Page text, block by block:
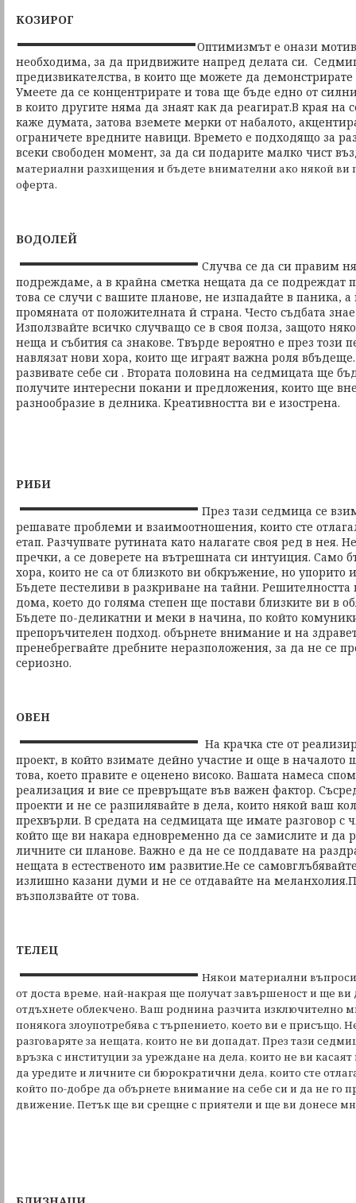
КОЗИРОГ
Оптимизмът е онази
необходима, за да придвижите напред делата си.
предизвикателства, в които ще можете да
Умеете да се концентрирате и това ще бъде едно от
в които другите няма да знаят как да реагират.В края
каже думата, затова вземете мерки от набалото,
ограничете вредните навици. Времето е подходящо за
всеки свободен момент, за да си подарите малко чист
материални разхищения и бъдете внимателни ако някой ви
оферта.
ВОДОЛЕЙ
Случва се да си правим
подреждаме, а в крайна сметка нещата да се подреждат
това се случи с вашите планове, не изпадайте в паника, а
промяната от положителната й страна. Често съдбата
Използвайте всичко случващо се в своя полза, защото
неща и събития са знакове. Твърде вероятно е през този
навлязат нови хора, които ще играят важна роля
развивате себе си . Втората половина на седмицата ще
получите интересни покани и предложения, които ще
разнообразие в делника. Креативността ви е изострена.
РИБИ
През тази седмица се
решавате проблеми и взаимоотношения, които сте
етап. Разчупвате рутината като налагате своя ред в нея.
пречки, а се доверете на вътрешната си интуиция. Само
хора, които не са от близкото ви обкръжение, но упорито
Бъдете пестеливи в разкриване на тайни.
дома, което до голяма степен ще постави близките ви в
Бъдете по-деликатни и меки в начина, по който
препоръчителен подход. обърнете внимание и на
пренебрегвайте дребните неразположения, за да не се
сериозно.
ОВЕН
На крачка сте от
проект, в който взимате дейно участие и още в началото
това, което правите е оценено високо. Вашата намеса
реализация и вие се превръщате във важен фактор.
проекти и не се разпилявайте в дела, които някой ваш
прехвърли. В средата на седмицата ще имате разговор с
който ще ви накара едновременно да се замислите и да
личните си планове. Важно е да не се поддавате на
нещата в естественото им развитие.Не се
излишно казани думи и не се отдавайте на
възползвайте от това.
ТЕЛЕЦ
Някои материални
от доста време, най-накрая ще получат завършеност и ще ви
отдъхнете облекчено. Ваш роднина разчита изключително
понякога злоупотребява с търпението, което ви е присъщо.
разговаряте за нещата, които не ви допадат. През тази
връзка с институции за уреждане на дела, които не ви
да уредите и личните си бюрократични дела, които сте
който по-добре да обърнете внимание на себе си и да не го
движение. Петък ще ви срещне с приятели и ще ви донесе